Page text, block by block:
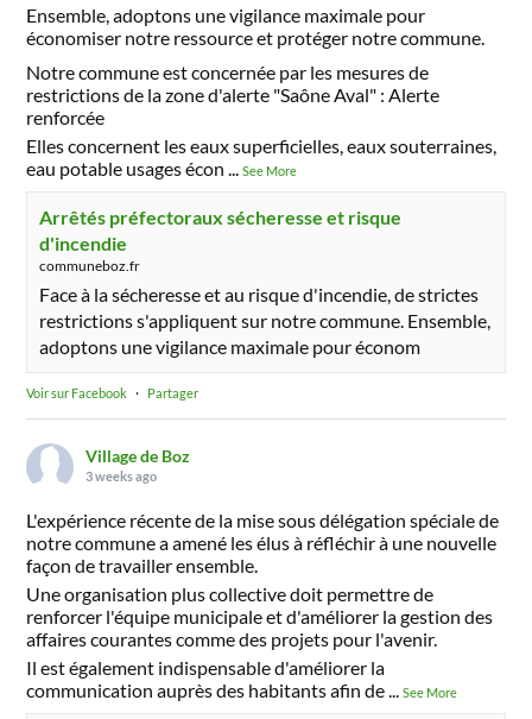
Ensemble, adoptons une vigilance maximale pour
économiser notre ressource et protéger notre commune.
Notre commune est concernée par les mesures de
restrictions de la zone d'alerte "Saône Aval" : Alerte
renforcée
Elles concernent les eaux superficielles, eaux souterraines,
eau potable usages écon ...See More
Arrêtés préfectoraux sécheresse et risque
d'incendie
communeboz.fr
Face à la sécheresse et au risque d'incendie, de strictes
restrictions s'appliquent sur notre commune. Ensemble,
adoptons une vigilance maximale pour économ
Voir sur Facebook · Partager
Village de Boz
3 weeks ago
L'expérience récente de la mise sous délégation spéciale de
notre commune a amené les élus à réfléchir à une nouvelle
façon de travailler ensemble.
Une organisation plus collective doit permettre de
renforcer l'équipe municipale et d'améliorer la gestion des
affaires courantes comme des projets pour l'avenir.
Il est également indispensable d'améliorer la
communication auprès des habitants afin de...See More